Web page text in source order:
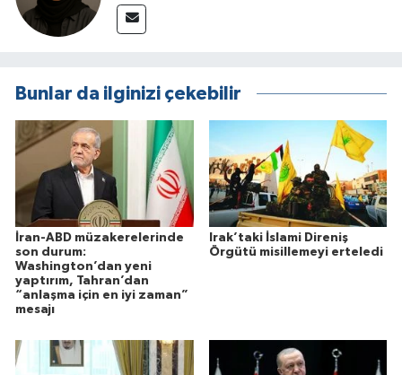
Bunlar da ilginizi çekebilir
İran-ABD müzakerelerinde
son durum​​​​​​​:
Washington’dan yeni
yaptırım, Tahran’dan
“anlaşma için en iyi zaman”
mesajı
Irak’taki İslami Direniş
Örgütü misillemeyi erteledi